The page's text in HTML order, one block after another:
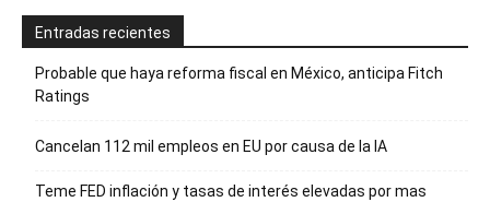
Entradas recientes
Probable que haya reforma fiscal en México, anticipa Fitch
Ratings
Cancelan 112 mil empleos en EU por causa de la IA
Teme FED inflación y tasas de interés elevadas por mas